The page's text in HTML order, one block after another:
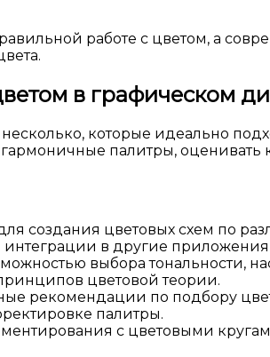
работе с цветом, а
в графическом
которые идеально
палитры, оценивать
создания цветовых схем по
интеграции в другие
выбора тональности,
цветовой теории.
рекомендации по подбору
палитры.
с цветовыми